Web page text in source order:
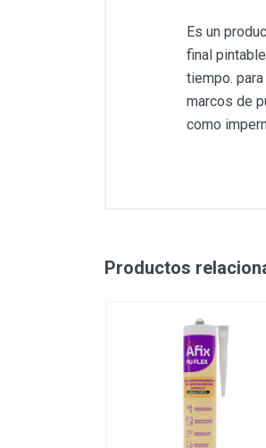
Es un
final
tiempo.
marcos de
como
Productos